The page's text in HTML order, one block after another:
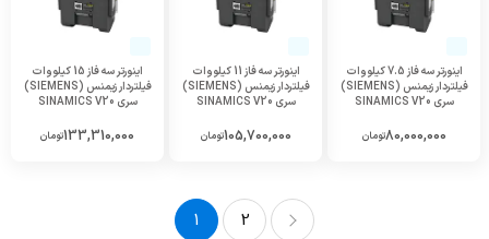
اینورتر سه فاز 7.5 کیلووات
فیلتردار زیمنس (SIEMENS)
سری SINAMICS V20
80,000,000تومان
اینورتر سه فاز 11 کیلووات
فیلتردار زیمنس (SIEMENS)
سری SINAMICS V20
105,700,000تومان
اینورتر سه فاز 15 کیلووات
فیلتردار زیمنس (SIEMENS)
سری SINAMICS V20
133,310,000تومان
1 2